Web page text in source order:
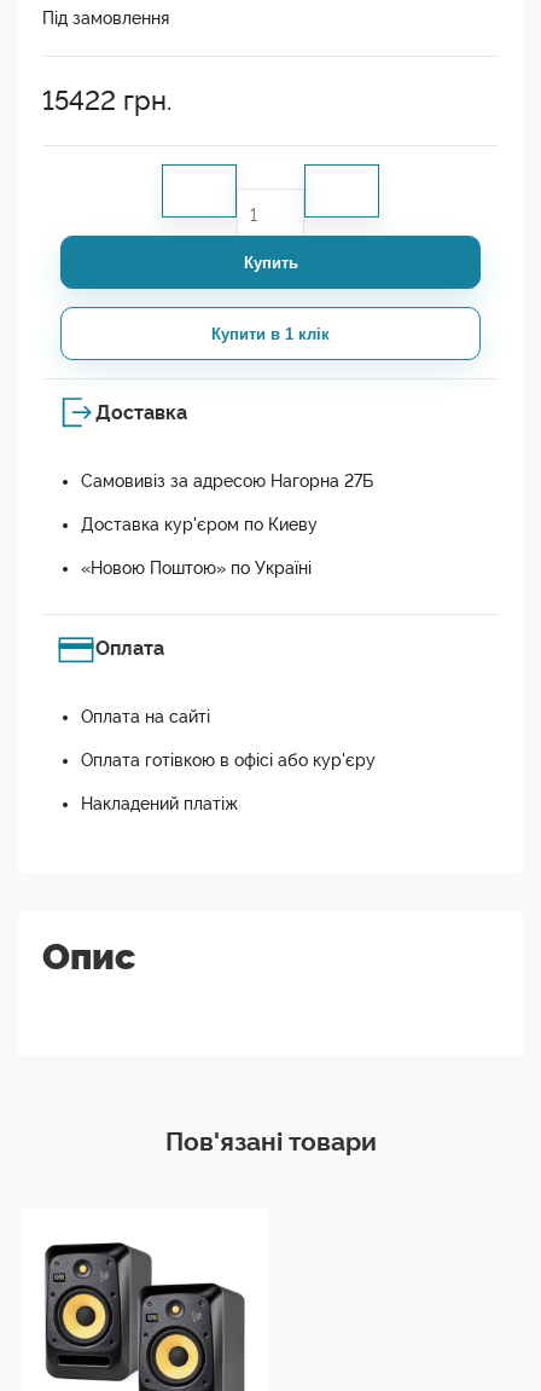
Під замовлення
15422 грн.
Купить
Купити в 1 клік
Доставка
Самовивіз за адресою Нагорна 27Б
Доставка кур'єром по Киеву
«Новою Поштою» по Україні
Оплата
Оплата на сайті
Оплата готівкою в офісі або кур'єру
Накладений платіж
Опис
Пов'язані товари